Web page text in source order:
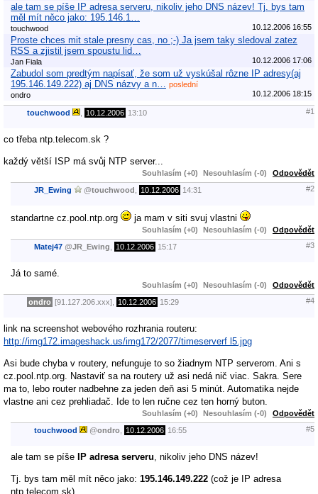
ale tam se píše IP adresa serveru, nikoliv jeho DNS název! Tj. bys tam
měl mít něco jako: 195.146.1…
touchwood 10.12.2006 16:55
Proste chces mit stale presny cas, no ;-) Ja jsem taky sledoval zatez
RSS a zjistil jsem spoustu lid…
Jan Fiala 10.12.2006 17:06
Zabudol som predtým napísať, že som už vyskúšal rôzne IP adresy(aj
195.146.149.222) aj DNS názvy a n…
poslední
ondro
10.12.2006 18:15
touchwood 10.12.2006 13:10 #1
co třeba ntp.telecom.sk ?
každý větší ISP má svůj NTP server...
Souhlasím (+0) Nesouhlasím (-0) Odpovědět
JR_Ewing @touchwood 10.12.2006 14:31 #2
standartne cz.pool.ntp.org ja mam v siti svuj vlastni
Souhlasím (+0) Nesouhlasím (-0) Odpovědět
Matej47 @JR_Ewing 10.12.2006 15:17 #3
Já to samé.
Souhlasím (+0) Nesouhlasím (-0) Odpovědět
ondro [91.127.206.xxx], 10.12.2006 15:29 #4
link na screenshot webového rozhrania routeru:
http://img172.imageshack.us/img172/2077/timeserverf l5.jpg
Asi bude chyba v routery, nefunguje to so žiadnym NTP serverom. Ani s
cz.pool.ntp.org. Nastaviť sa na routery už asi nedá nič viac. Sakra. Sere
ma to, lebo router nadbehne za jeden deň asi 5 minút. Automatika nejde
vlastne ani cez prehliadač. Ide to len ručne cez ten horný buton.
Souhlasím (+0) Nesouhlasím (-0) Odpovědět
touchwood @ondro 10.12.2006 16:55 #5
ale tam se píše IP adresa serveru , nikoliv jeho DNS název!
Tj. bys tam měl mít něco jako: 195.146.149.222 (což je IP adresa
ntp.telecom.sk)